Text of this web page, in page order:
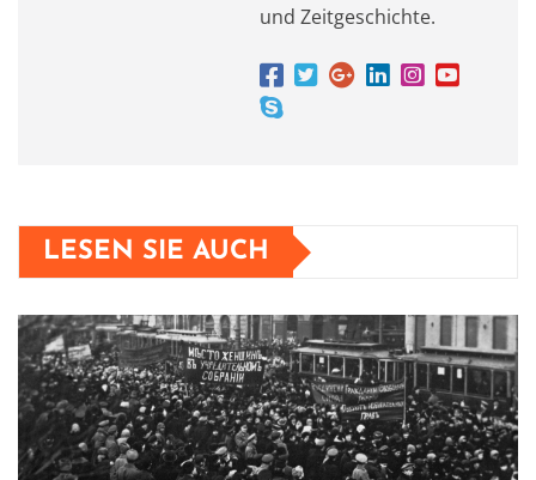
und Zeitgeschichte.
LESEN SIE AUCH